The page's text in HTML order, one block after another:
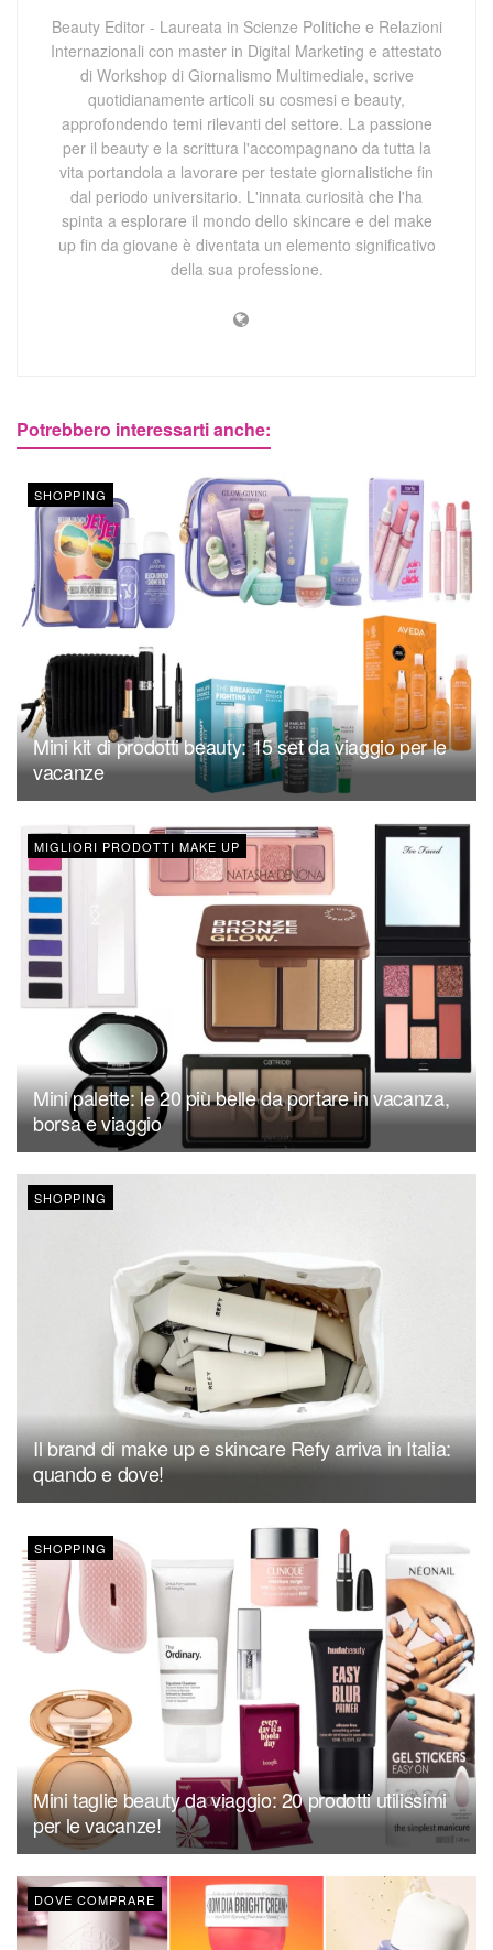
Beauty Editor - Laureata in Scienze Politiche e Relazioni
Internazionali con master in Digital Marketing e attestato
di Workshop di Giornalismo Multimediale, scrive
quotidianamente articoli su cosmesi e beauty,
approfondendo temi rilevanti del settore. La passione
per il beauty e la scrittura l'accompagnano da tutta la
vita portandola a lavorare per testate giornalistiche fin
dal periodo universitario. L'innata curiosità che l'ha
spinta a esplorare il mondo dello skincare e del make
up fin da giovane è diventata un elemento significativo
della sua professione.
Potrebbero interessarti anche:
SHOPPING
Mini kit di prodotti beauty: 15 set da viaggio per le
vacanze
MIGLIORI PRODOTTI MAKE UP
Mini palette: le 20 più belle da portare in vacanza,
borsa e viaggio
SHOPPING
Il brand di make up e skincare Refy arriva in Italia:
quando e dove!
SHOPPING
Mini taglie beauty da viaggio: 20 prodotti utilissimi
per le vacanze!
DOVE COMPRARE